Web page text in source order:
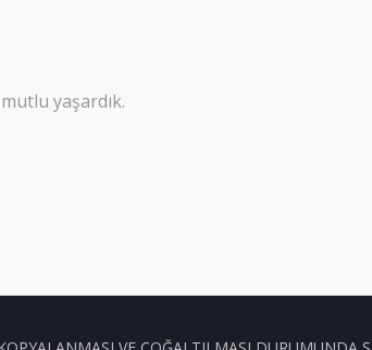
yaşardık.